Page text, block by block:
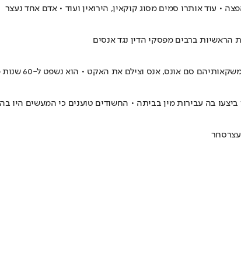
ברבים מפסקי הדין נגד אנסים
סם אונס, אנס וצילם את האקט • הוא נשפט ל-60 שנות מאסר
בה עבירות מין בביתה • החשודים טוענים כי המעשים היו
סחר